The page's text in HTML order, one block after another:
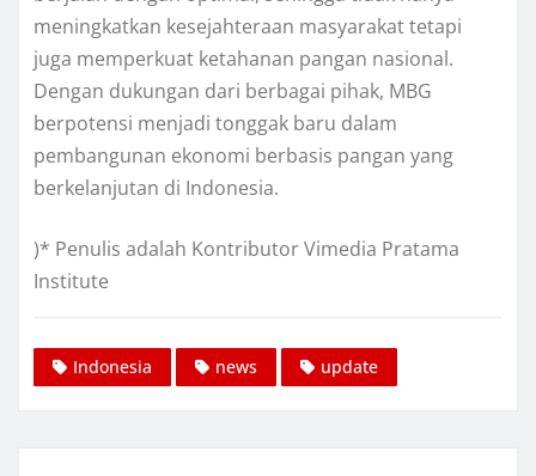
meningkatkan kesejahteraan masyarakat tetapi
juga memperkuat ketahanan pangan nasional.
Dengan dukungan dari berbagai pihak, MBG
berpotensi menjadi tonggak baru dalam
pembangunan ekonomi berbasis pangan yang
berkelanjutan di Indonesia.
)* Penulis adalah Kontributor Vimedia Pratama
Institute
Indonesia news update